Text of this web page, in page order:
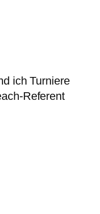
ich Turniere
Referent